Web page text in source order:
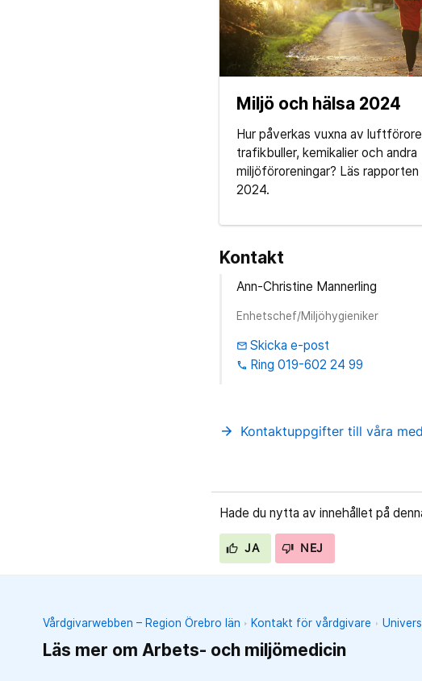
Miljö och hälsa 2024
Hur påverkas vuxna av
trafikbuller, kemikalier och andra
miljöföroreningar? Läs
2024.
Kontakt
Ann-Christine Mannerling
Enhetschef/Miljöhygieniker
email Skicka e-post
phone Ring 019-602 24 99
arrow_forward Kontaktuppgifter till våra
Hade du nytta av innehållet på
JA NEJ
Vårdgivarwebben – Region Örebro län Kontakt för vårdgivare
Läs mer om Arbets- och miljömedicin